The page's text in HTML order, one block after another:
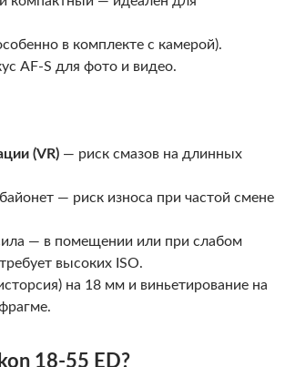
в комплекте с камерой).
AF-S для фото и видео.
(VR) — риск смазов на длинных
— риск износа при частой смене
— в помещении или при слабом
высоких ISO.
на 18 мм и виньетирование на
18-55 ED?